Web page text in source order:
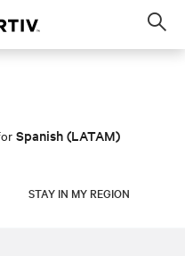
Spanish (LATAM)
STAY IN MY REGION